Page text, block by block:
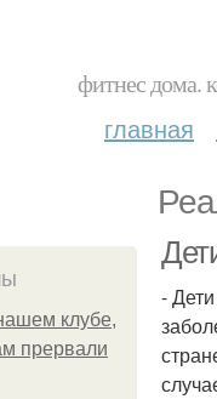
фитнес дома.
главная
клубе,
прервали
-